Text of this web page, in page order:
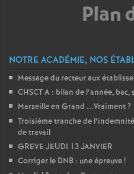
Plan
NOTRE ACADÉMIE, NOS
Message du recteur aux
CHSCT A : bilan de l’année,
Marseille en Grand ...Vraiment?
Troisième tranche de
de travail
GREVE JEUDI 13 JANVIER
Corriger le DNB : une épreuve!